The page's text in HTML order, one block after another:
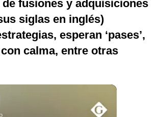
fusiones y adquisiciones
siglas en inglés)
esperan ‘pases’,
con calma, entre otras